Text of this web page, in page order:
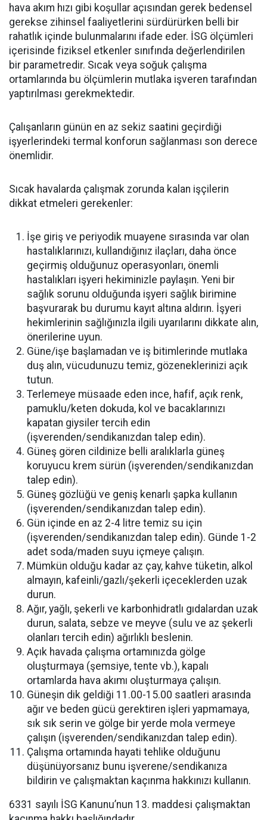
hava akım hızı gibi koşullar açısından gerek bedensel
gerekse zihinsel faaliyetlerini sürdürürken belli bir
rahatlık içinde bulunmalarını ifade eder. İSG ölçümleri
içerisinde fiziksel etkenler sınıfında değerlendirilen
bir parametredir. Sıcak veya soğuk çalışma
ortamlarında bu ölçümlerin mutlaka işveren tarafından
yaptırılması gerekmektedir.
Çalışanların günün en az sekiz saatini geçirdiği
işyerlerindeki termal konforun sağlanması son derece
önemlidir.
Sıcak havalarda çalışmak zorunda kalan işçilerin
dikkat etmeleri gerekenler:
İşe giriş ve periyodik muayene sırasında var olan
hastalıklarınızı, kullandığınız ilaçları, daha önce
geçirmiş olduğunuz operasyonları, önemli
hastalıkları işyeri hekiminizle paylaşın. Yeni bir
sağlık sorunu olduğunda işyeri sağlık birimine
başvurarak bu durumu kayıt altına aldırın. İşyeri
hekimlerinin sağlığınızla ilgili uyarılarını dikkate alın,
önerilerine uyun.
Güne/işe başlamadan ve iş bitimlerinde mutlaka
duş alın, vücudunuzu temiz, gözeneklerinizi açık
tutun.
Terlemeye müsaade eden ince, hafif, açık renk,
pamuklu/keten dokuda, kol ve bacaklarınızı
kapatan giysiler tercih edin
(işverenden/sendikanızdan talep edin).
Güneş gören cildinize belli aralıklarla güneş
koruyucu krem sürün (işverenden/sendikanızdan
talep edin).
Güneş gözlüğü ve geniş kenarlı şapka kullanın
(işverenden/sendikanızdan talep edin).
Gün içinde en az 2-4 litre temiz su için
(işverenden/sendikanızdan talep edin). Günde 1-2
adet soda/maden suyu içmeye çalışın.
Mümkün olduğu kadar az çay, kahve tüketin, alkol
almayın, kafeinli/gazlı/şekerli içeceklerden uzak
durun.
Ağır, yağlı, şekerli ve karbonhidratlı gıdalardan uzak
durun, salata, sebze ve meyve (sulu ve az şekerli
olanları tercih edin) ağırlıklı beslenin.
Açık havada çalışma ortamınızda gölge
oluşturmaya (şemsiye, tente vb.), kapalı
ortamlarda hava akımı oluşturmaya çalışın.
Güneşin dik geldiği 11.00-15.00 saatleri arasında
ağır ve beden gücü gerektiren işleri yapmamaya,
sık sık serin ve gölge bir yerde mola vermeye
çalışın (işverenden/sendikanızdan talep edin).
Çalışma ortamında hayati tehlike olduğunu
düşünüyorsanız bunu işverene/sendikanıza
bildirin ve çalışmaktan kaçınma hakkınızı kullanın.
6331 sayılı İSG Kanunu’nun 13. maddesi çalışmaktan